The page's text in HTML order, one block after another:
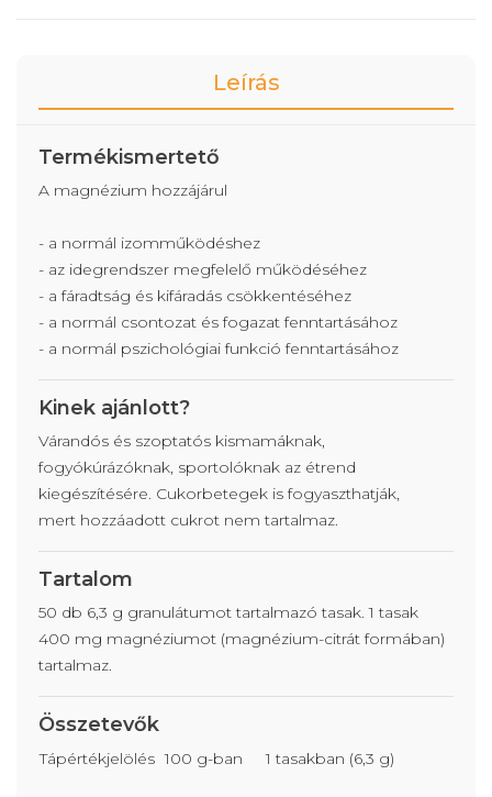
Leírás
Termékismertető
A magnézium hozzájárul
- a normál izomműködéshez
- az idegrendszer megfelelő működéséhez
- a fáradtság és kifáradás csökkentéséhez
- a normál csontozat és fogazat fenntartásához
- a normál pszichológiai funkció fenntartásához
Kinek ajánlott?
Várandós és szoptatós kismamáknak,
fogyókúrázóknak, sportolóknak az étrend
kiegészítésére. Cukorbetegek is fogyaszthatják,
mert hozzáadott cukrot nem tartalmaz.
Tartalom
50 db 6,3 g granulátumot tartalmazó tasak. 1 tasak
400 mg magnéziumot (magnézium-citrát formában)
tartalmaz.
Összetevők
Tápértékjelölés 100 g-ban 1 tasakban (6,3 g)